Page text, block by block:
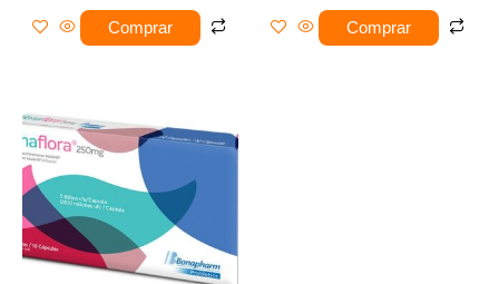
Comprar Comprar